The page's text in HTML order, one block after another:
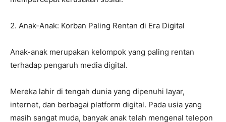
2. Anak-Anak: Korban Paling Rentan di Era Digital
Anak-anak merupakan kelompok yang paling rentan
terhadap pengaruh media digital.
Mereka lahir di tengah dunia yang dipenuhi layar,
internet, dan berbagai platform digital. Pada usia yang
masih sangat muda, banyak anak telah mengenal telepon